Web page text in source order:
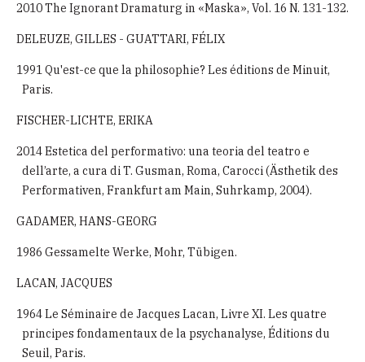
2010 The Ignorant Dramaturg in «Maska», Vol. 16 N. 131-132.
DELEUZE, GILLES - GUATTARI, FÉLIX
1991 Qu'est-ce que la philosophie? Les éditions de Minuit,
Paris.
FISCHER-LICHTE, ERIKA
2014 Estetica del performativo: una teoria del teatro e
dell’arte, a cura di T. Gusman, Roma, Carocci (Ästhetik des
Performativen, Frankfurt am Main, Suhrkamp, 2004).
GADAMER, HANS-GEORG
1986 Gessamelte Werke, Mohr, Tübigen.
LACAN, JACQUES
1964 Le Séminaire de Jacques Lacan, Livre XI. Les quatre
principes fondamentaux de la psychanalyse, Éditions du
Seuil, Paris.